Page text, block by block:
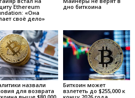
Ethereum
«Она
своё дело»
дно биткоина
назвали
для возврата
Биткоин может
взлететь до $255,000 к